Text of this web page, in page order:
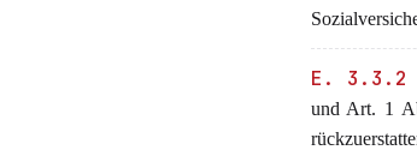
E. 3.3.2
und Art. 1